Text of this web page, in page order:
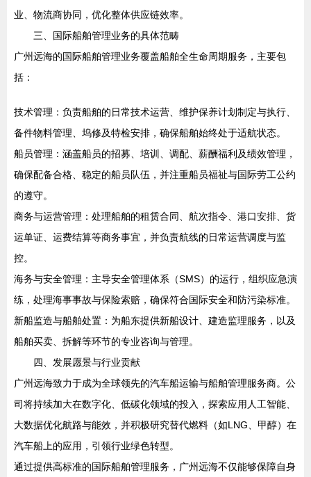
业、物流商协同，优化整体供应链效率。
三、国际船舶管理业务的具体范畴
广州远海的国际船舶管理业务覆盖船舶全生命周期服务，主要包
括：
技术管理：负责船舶的日常技术运营、维护保养计划制定与执行、
备件物料管理、坞修及特检安排，确保船舶始终处于适航状态。
船员管理：涵盖船员的招募、培训、调配、薪酬福利及绩效管理，
确保配备合格、稳定的船员队伍，并注重船员福祉与国际劳工公约
的遵守。
商务与运营管理：处理船舶的租赁合同、航次指令、港口安排、货
运单证、运费结算等商务事宜，并负责航线的日常运营调度与监
控。
海务与安全管理：主导安全管理体系（SMS）的运行，组织应急演
练，处理海事事故与保险索赔，确保符合国际安全和防污染标准。
新船监造与船舶处置：为船东提供新船设计、建造监理服务，以及
船舶买卖、拆解等环节的专业咨询与管理。
四、发展愿景与行业贡献
广州远海致力于成为全球领先的汽车船运输与船舶管理服务商。公
司将持续加大在数字化、低碳化领域的投入，探索应用人工智能、
大数据优化航路与能效，并积极研究替代燃料（如LNG、甲醇）在
汽车船上的应用，引领行业绿色转型。
通过提供高标准的国际船舶管理服务，广州远海不仅能够保障自身